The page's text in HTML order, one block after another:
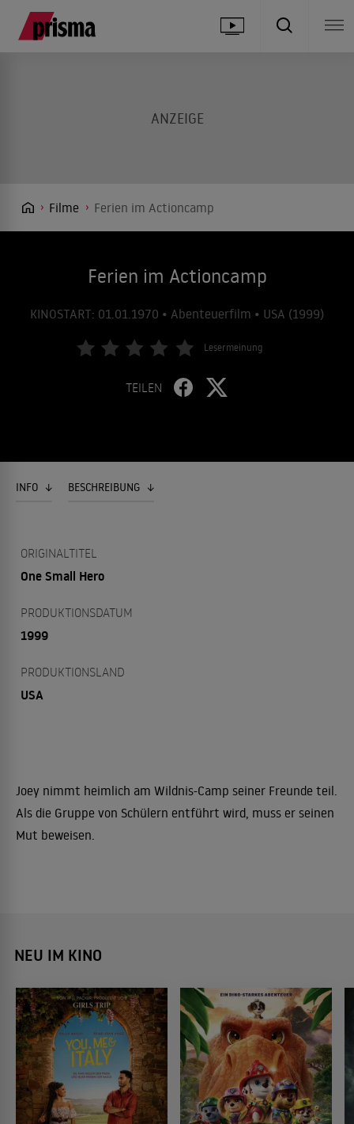
Filme Ferien im Actioncamp
Ferien im Actioncamp
KINOSTART: 01.01.1970 • Abenteuerfilm • USA (1999)
Lesermeinung
TEILEN
INFO BESCHREIBUNG
ORIGINALTITEL
One Small Hero
PRODUKTIONSDATUM
1999
PRODUKTIONSLAND
USA
Joey nimmt heimlich am Wildnis-Camp seiner Freunde teil.
Als die Gruppe von Schülern entführt wird, muss er seinen
Mut beweisen.
NEU IM KINO